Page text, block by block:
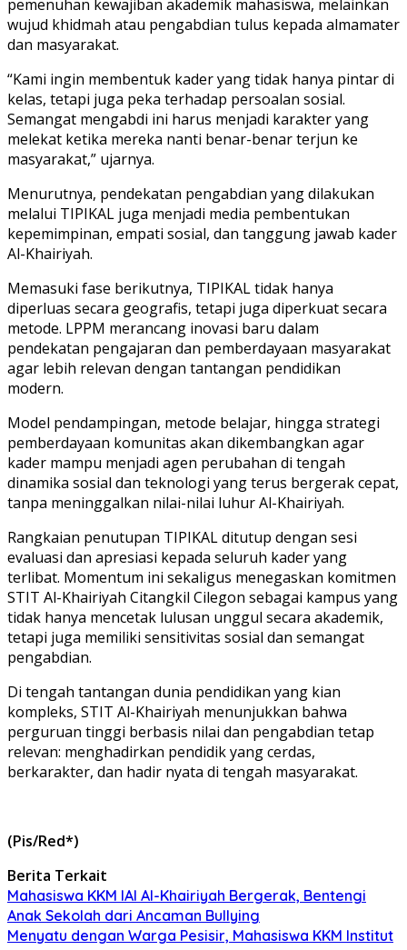
pemenuhan kewajiban akademik mahasiswa, melainkan
wujud khidmah atau pengabdian tulus kepada almamater
dan masyarakat.
“Kami ingin membentuk kader yang tidak hanya pintar di
kelas, tetapi juga peka terhadap persoalan sosial.
Semangat mengabdi ini harus menjadi karakter yang
melekat ketika mereka nanti benar-benar terjun ke
masyarakat,” ujarnya.
Menurutnya, pendekatan pengabdian yang dilakukan
melalui TIPIKAL juga menjadi media pembentukan
kepemimpinan, empati sosial, dan tanggung jawab kader
Al-Khairiyah.
Memasuki fase berikutnya, TIPIKAL tidak hanya
diperluas secara geografis, tetapi juga diperkuat secara
metode. LPPM merancang inovasi baru dalam
pendekatan pengajaran dan pemberdayaan masyarakat
agar lebih relevan dengan tantangan pendidikan
modern.
Model pendampingan, metode belajar, hingga strategi
pemberdayaan komunitas akan dikembangkan agar
kader mampu menjadi agen perubahan di tengah
dinamika sosial dan teknologi yang terus bergerak cepat,
tanpa meninggalkan nilai-nilai luhur Al-Khairiyah.
Rangkaian penutupan TIPIKAL ditutup dengan sesi
evaluasi dan apresiasi kepada seluruh kader yang
terlibat. Momentum ini sekaligus menegaskan komitmen
STIT Al-Khairiyah Citangkil Cilegon sebagai kampus yang
tidak hanya mencetak lulusan unggul secara akademik,
tetapi juga memiliki sensitivitas sosial dan semangat
pengabdian.
Di tengah tantangan dunia pendidikan yang kian
kompleks, STIT Al-Khairiyah menunjukkan bahwa
perguruan tinggi berbasis nilai dan pengabdian tetap
relevan: menghadirkan pendidik yang cerdas,
berkarakter, dan hadir nyata di tengah masyarakat.
(Pis/Red*)
Berita Terkait
Mahasiswa KKM IAI Al-Khairiyah Bergerak, Bentengi
Anak Sekolah dari Ancaman Bullying
Menyatu dengan Warga Pesisir, Mahasiswa KKM Institut